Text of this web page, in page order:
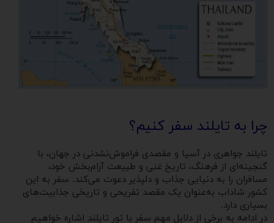
چرا به تایلند سفر کنیم؟
تایلند جواهری در آسیا و مقصدی فراموش‌نشدنی در جهان، با
گنجینه‌ای از فرهنگ، تاریخ غنی و طبیعت آرام‌بخش خود،
مسافران را به دنیایی جذاب و دلپذیر دعوت می‌کند. سفر به این
کشور شاداب به‌عنوان یک مقصد تفریحی و تاریخی جذابیت‌های
بسیاری دارد.
در ادامه به برخی از دلایل مهم سفر با تور تایلند اشاره خواهیم